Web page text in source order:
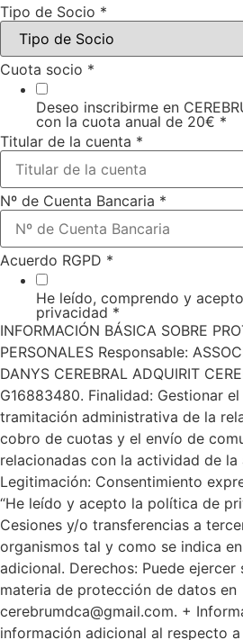
Tipo de Socio *
Cuota socio *
Deseo inscribirme en
con la cuota anual de 20€ *
Titular de la cuenta *
Nº de Cuenta Bancaria *
Acuerdo RGPD *
He leído, comprendo y
privacidad *
INFORMACIÓN BÁSICA SOBRE
PERSONALES Responsable:
DANYS CEREBRAL ADQUIRIT
G16883480. Finalidad: Gestionar
tramitación administrativa de la
cobro de cuotas y el envío de
relacionadas con la actividad de la
Legitimación: Consentimiento
“He leído y acepto la política de
Cesiones y/o transferencias a
organismos tal y como se indica
adicional. Derechos: Puede ejercer
materia de protección de datos en
cerebrumdca@gmail.com. +
información adicional al respecto